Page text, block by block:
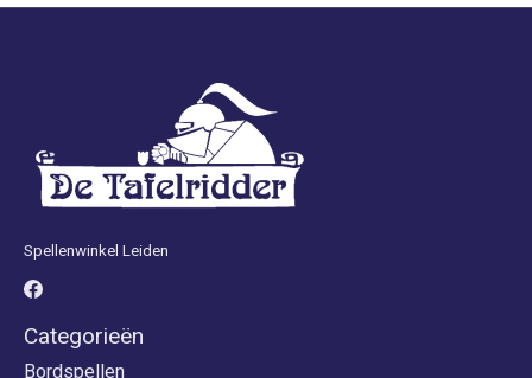
Spellenwinkel Leiden
Categorieën
Bordspellen